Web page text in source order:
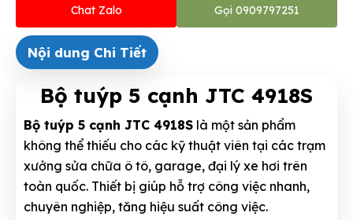
Chat Zalo Gọi 0909797251
Nội dung Chi Tiết
Bộ tuýp 5 cạnh JTC 4918S
Bộ tuýp 5 cạnh JTC 4918S là một sản phẩm
không thể thiếu cho các kỹ thuật viên tại các trạm
xưởng sửa chữa ô tô, garage, đại lý xe hơi trên
toàn quốc. Thiết bị giúp hỗ trợ công việc nhanh,
chuyên nghiệp, tăng hiệu suất công việc.